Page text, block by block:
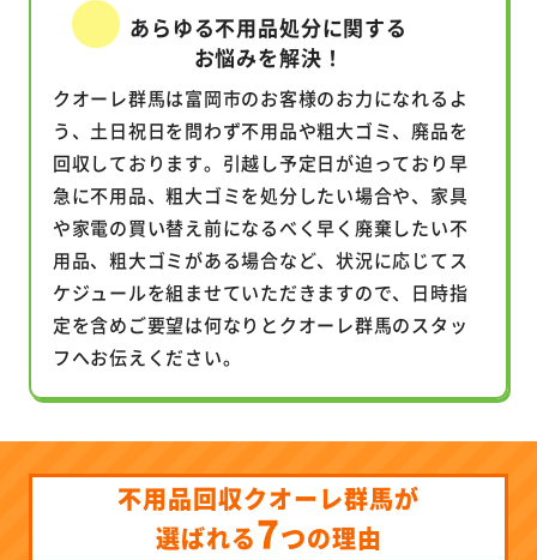
あらゆる不用品処分に関する
お悩みを解決！
クオーレ群馬は富岡市のお客様のお力になれるよ
う、土日祝日を問わず不用品や粗大ゴミ、廃品を
回収しております。引越し予定日が迫っており早
急に不用品、粗大ゴミを処分したい場合や、家具
や家電の買い替え前になるべく早く廃棄したい不
用品、粗大ゴミがある場合など、状況に応じてス
ケジュールを組ませていただきますので、日時指
定を含めご要望は何なりとクオーレ群馬のスタッ
フへお伝えください。
不用品回収クオーレ群馬が
選ばれる7つの理由